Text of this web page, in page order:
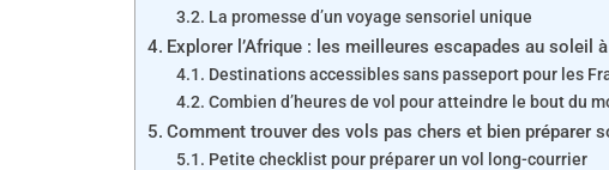
La promesse d’un voyage sensoriel unique
Explorer l’Afrique : les meilleures escapades au soleil
Destinations accessibles sans passeport pour les
Combien d’heures de vol pour atteindre le bout du
Comment trouver des vols pas chers et bien préparer
Petite checklist pour préparer un vol long-courrier